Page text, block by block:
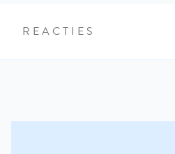
REACTIES